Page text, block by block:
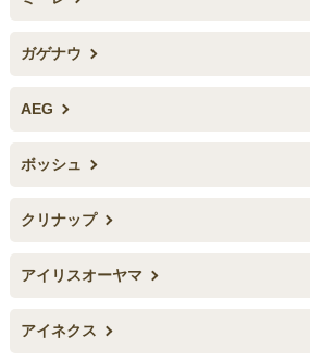
ガゲナウ
AEG
ボッシュ
クリナップ
アイリスオーヤマ
アイネクス